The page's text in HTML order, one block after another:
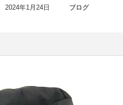
2024年1月24日
ブログ